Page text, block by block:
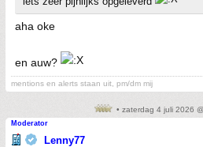
aha oke
en auw?
mentions en alerts staan uit, pm/dm mij
• zaterdag 4 juli 2026
Moderator
Lenny77